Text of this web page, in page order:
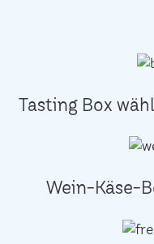
Tasting Box
Wein-Käse-